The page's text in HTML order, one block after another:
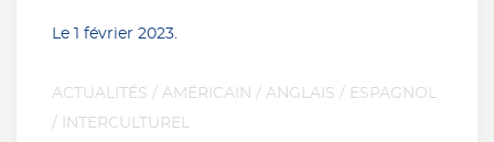
Le 1 février 2023.
ACTUALITÉS / AMÉRICAIN / ANGLAIS / ESPAGNOL
/
INTERCULTUREL